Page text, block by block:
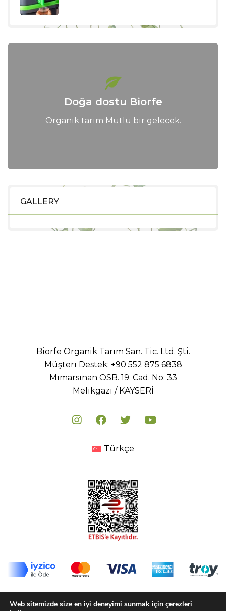
Doğa dostu Biorfe
Organik tarım Mutlu bir gelecek.
GALLERY
Biorfe Organik Tarım San. Tic. Ltd. Şti.
Müşteri Destek: +90 552 875 6838
Mimarsinan OSB. 19. Cad. No: 33
Melikgazi / KAYSERİ
Türkçe
© 2020-2025 Biorfe Organik Tarım San. Tic. Ltd. Şti.
Tüm Hakları Saklıdır.
Web sitemizde size en iyi deneyimi sunmak için çerezleri